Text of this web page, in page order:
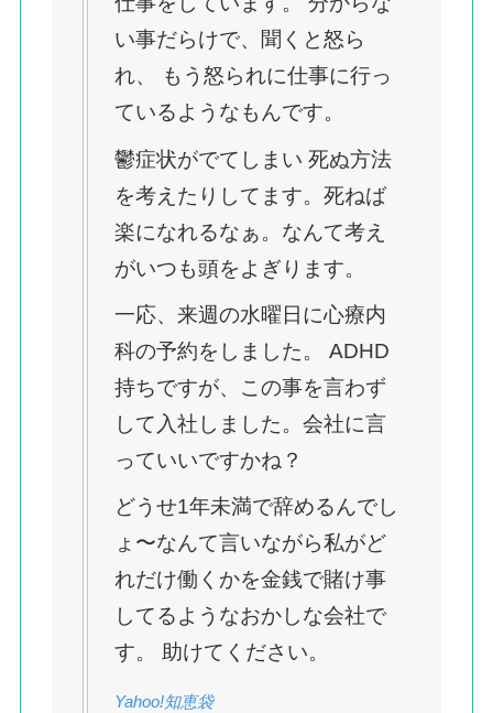
い事だらけで、聞くと怒ら
れ、 もう怒られに仕事に行っ
ているようなもんです。
鬱症状がでてしまい 死ぬ方法
を考えたりしてます。死ねば
楽になれるなぁ。なんて考え
がいつも頭をよぎります。
一応、来週の水曜日に心療内
科の予約をしました。 ADHD
持ちですが、この事を言わず
して入社しました。会社に言
っていいですかね？
どうせ1年未満で辞めるんでし
ょ〜なんて言いながら私がど
れだけ働くかを金銭で賭け事
してるようなおかしな会社で
す。 助けてください。
Yahoo!知恵袋